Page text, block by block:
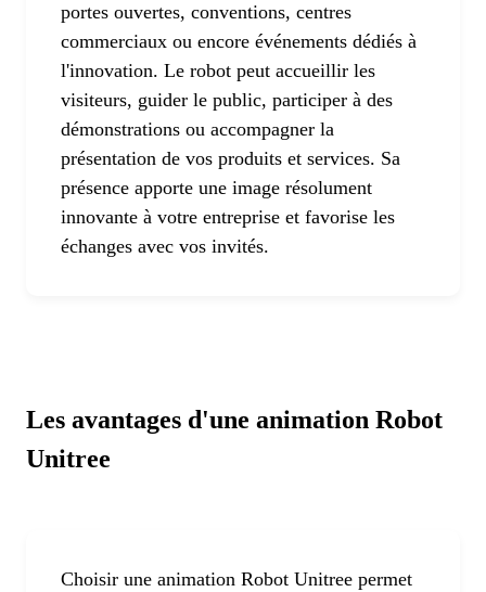
portes ouvertes, conventions, centres
commerciaux ou encore événements dédiés à
l'innovation. Le robot peut accueillir les
visiteurs, guider le public, participer à des
démonstrations ou accompagner la
présentation de vos produits et services. Sa
présence apporte une image résolument
innovante à votre entreprise et favorise les
échanges avec vos invités.
Les avantages d'une animation Robot
Unitree
Choisir une animation Robot Unitree permet